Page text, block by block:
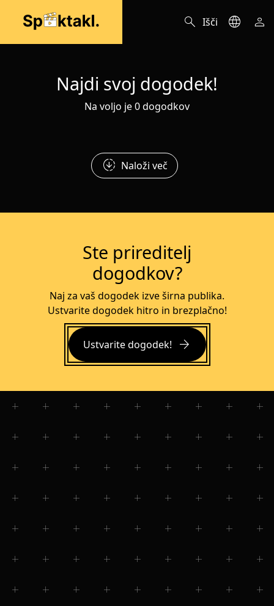
search Išči language person
Najdi svoj dogodek!
Na voljo je 0 dogodkov
downloading Naloži več
Ste prireditelj
dogodkov?
Naj za vaš dogodek izve širna publika.
Ustvarite dogodek hitro in brezplačno!
Ustvarite dogodek! arrow_forward